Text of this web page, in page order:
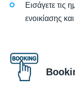
Εισάγετε τις
ενοικίασης